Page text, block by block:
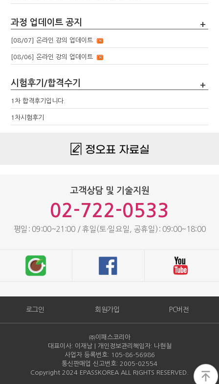
과정 업데이트 공지 +
[08/07] 온라인 강의 업데이트
[08/06] 온라인 강의 업데이트
시험후기/합격수기 +
1차 합격후기입니다.
1차시험후기
고객상담 및 기술지원
02-722-0533
평일: 09:00~21:00 / 휴일(토·일요일, 공휴일): 09:00~18:00
로그인 회원가입 PC버전
㈜이패스코리아
대표이사: 이재남 | 개인정보관리책임자: 나현철
사업자 등록번호: 105-86-56986
통신판매업 신고번호: 2005-02554
Copyright 2024 EPASSKOREA ALL RIGHTS RESERVED.